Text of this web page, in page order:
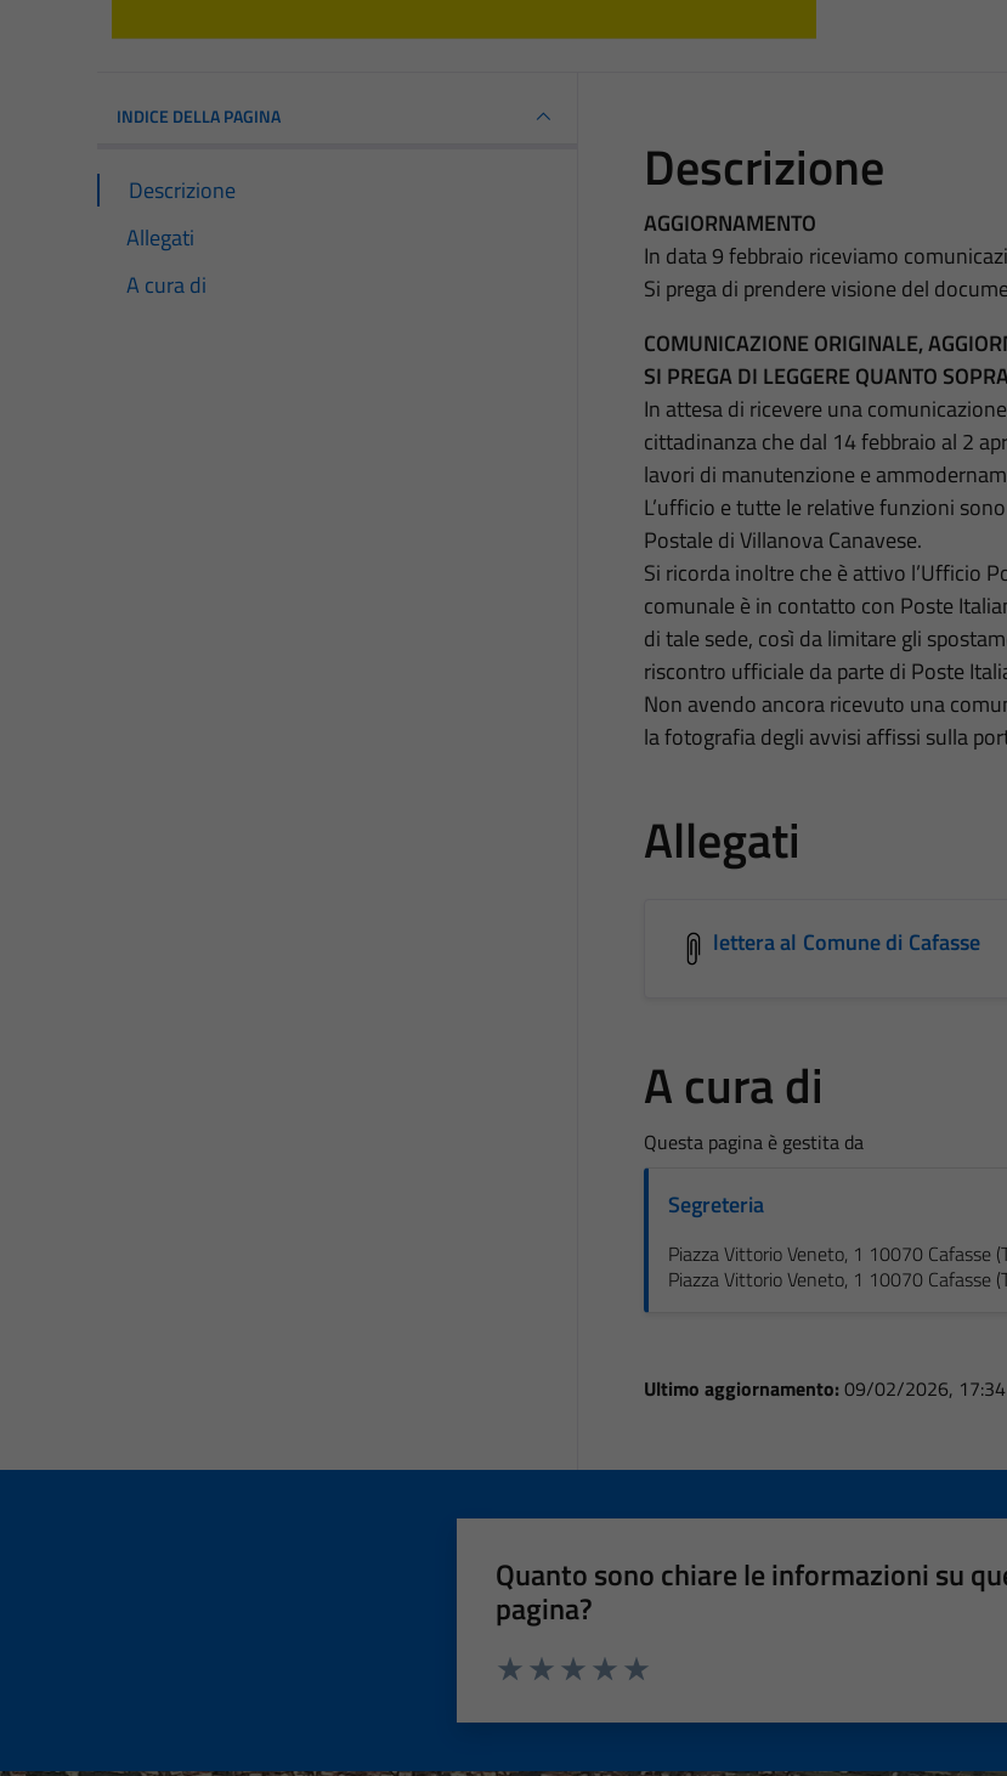
INDICE DELLA PAGINA
Descrizione
Allegati
A cura di
Descrizione
AGGIORNAMENTO
In data 9 febbraio riceviamo
Si prega di prendere visione del
COMUNICAZIONE ORIGINALE,
SI PREGA DI LEGGERE QUANTO
In attesa di ricevere una
cittadinanza che dal 14 febbraio al 2
lavori di manutenzione e
L’ufficio e tutte le relative funzioni
Postale di Villanova Canavese.
Si ricorda inoltre che è attivo l’Ufficio
comunale è in contatto con Poste
di tale sede, così da limitare gli
riscontro ufficiale da parte di Poste
Non avendo ancora ricevuto una
la fotografia degli avvisi affissi sulla
Allegati
lettera al Comune di Cafasse
A cura di
Questa pagina è gestita da
Segreteria
Piazza Vittorio Veneto, 1 10070 Cafasse
Piazza Vittorio Veneto, 1 10070 Cafasse
Ultimo aggiornamento: 09/02/2026, 17:34
Quanto sono chiare le informazioni su
pagina?